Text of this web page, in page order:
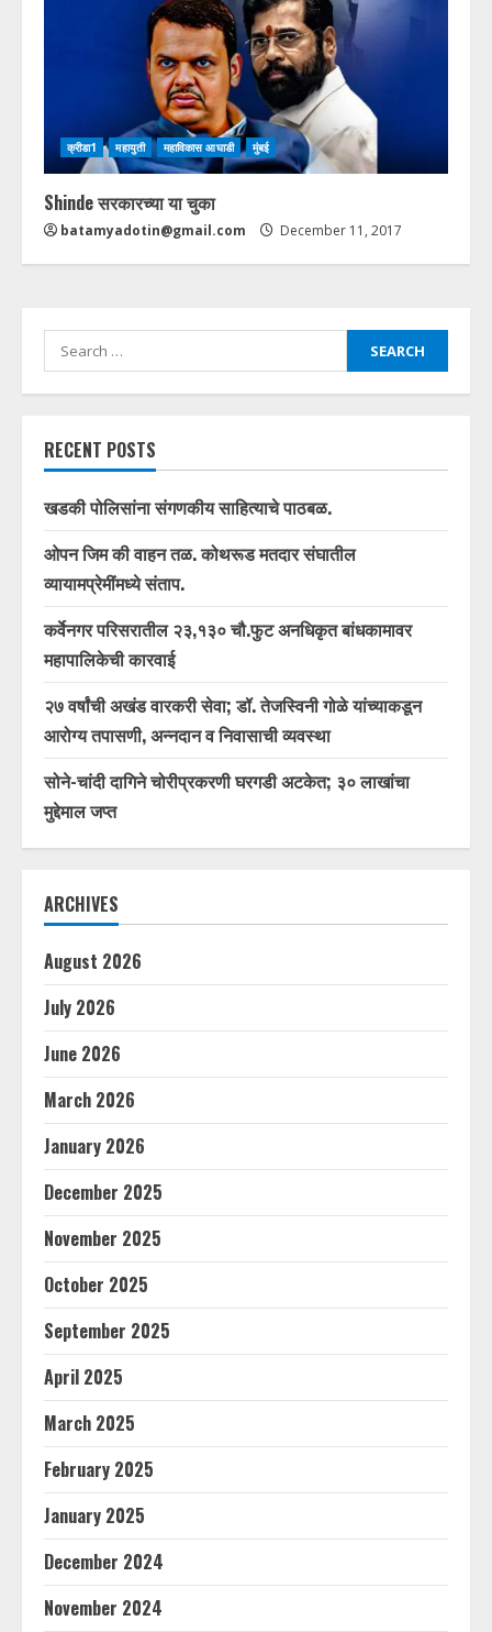
क्रीडा1 महायुती महाविकास आघाडी मुंबई
Shinde सरकारच्या या चुका
batamyadotin@gmail.com December 11, 2017
Search
for:
RECENT POSTS
खडकी पोलिसांना संगणकीय साहित्याचे पाठबळ.
ओपन जिम की वाहन तळ. कोथरूड मतदार संघातील
व्यायामप्रेमींमध्ये संताप.
कर्वेनगर परिसरातील २३,१३० चौ.फुट अनधिकृत बांधकामावर
महापालिकेची कारवाई
२७ वर्षांची अखंड वारकरी सेवा; डॉ. तेजस्विनी गोळे यांच्याकडून
आरोग्य तपासणी, अन्नदान व निवासाची व्यवस्था
सोने-चांदी दागिने चोरीप्रकरणी घरगडी अटकेत; ३० लाखांचा
मुद्देमाल जप्त
ARCHIVES
August 2026
July 2026
June 2026
March 2026
January 2026
December 2025
November 2025
October 2025
September 2025
April 2025
March 2025
February 2025
January 2025
December 2024
November 2024